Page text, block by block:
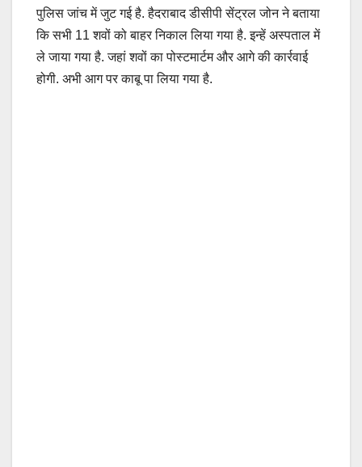
पुलिस जांच में जुट गई है. हैदराबाद डीसीपी सेंट्रल जोन ने बताया
कि सभी 11 शवों को बाहर निकाल लिया गया है. इन्हें अस्पताल में
ले जाया गया है. जहां शवों का पोस्टमार्टम और आगे की कार्रवाई
होगी. अभी आग पर काबू पा लिया गया है.